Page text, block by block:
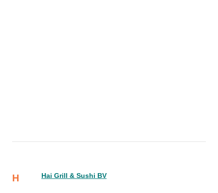
H Hai Grill & Sushi BV